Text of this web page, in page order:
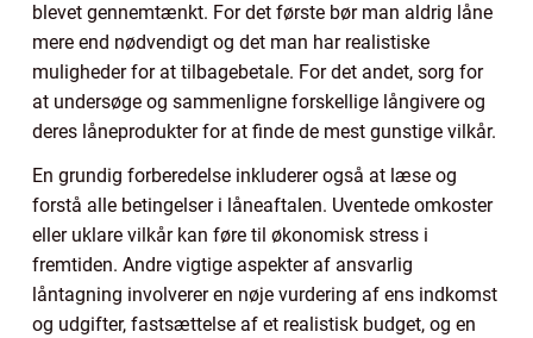
blevet gennemtænkt. For det første bør man aldrig låne
mere end nødvendigt og det man har realistiske
muligheder for at tilbagebetale. For det andet, sorg for
at undersøge og sammenligne forskellige långivere og
deres låneprodukter for at finde de mest gunstige vilkår.
En grundig forberedelse inkluderer også at læse og
forstå alle betingelser i låneaftalen. Uventede omkoster
eller uklare vilkår kan føre til økonomisk stress i
fremtiden. Andre vigtige aspekter af ansvarlig
låntagning involverer en nøje vurdering af ens indkomst
og udgifter, fastsættelse af et realistisk budget, og en